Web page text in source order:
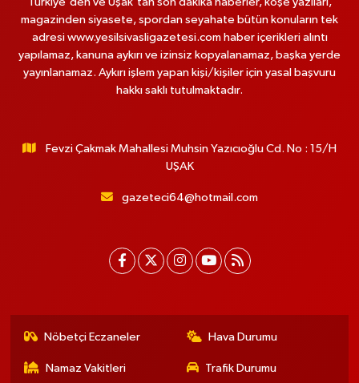
magazinden siyasete, spordan seyahate bütün konuların tek
adresi www.yesilsivasligazetesi.com haber içerikleri alıntı
yapılamaz, kanuna aykırı ve izinsiz kopyalanamaz, başka yerde
yayınlanamaz. Aykırı işlem yapan kişi/kişiler için yasal başvuru
hakkı saklı tutulmaktadır.
Fevzi Çakmak Mahallesi Muhsin Yazıcıoğlu Cd. No : 15/H
UŞAK
gazeteci64@hotmail.com
Nöbetçi Eczaneler Hava Durumu
Namaz Vakitleri Trafik Durumu